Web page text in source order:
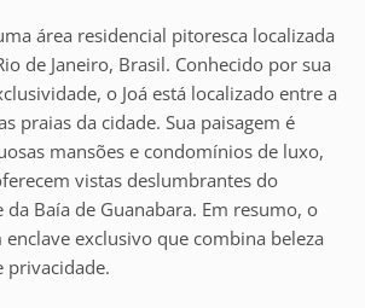
área residencial pitoresca localizada
de Janeiro, Brasil. Conhecido por sua
o Joá está localizado entre a
praias da cidade. Sua paisagem é
mansões e condomínios de luxo,
vistas deslumbrantes do
da Baía de Guanabara. Em resumo, o
enclave exclusivo que combina beleza
privacidade.